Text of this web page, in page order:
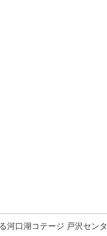
河口湖コテージ 戸沢セン